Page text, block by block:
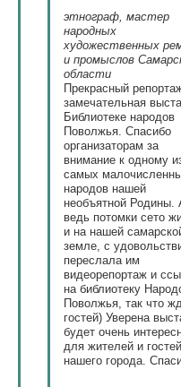
этнограф, мастер
народных
художественных
и промыслов
области
Прекрасный
замечательная
Библиотеке народов
Поволжья. Спасибо
организаторам за
внимание к одному
самых
народов нашей
необъятной Родины.
ведь потомки сето
и на нашей
земле, с
переслала им
видеорепортаж и
на библиотеку
Поволжья, так что
гостей) Уверена
будет очень
для жителей и
нашего города.